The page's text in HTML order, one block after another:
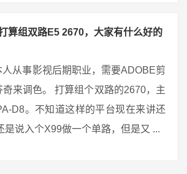
算组双路E5 2670，大家有什么好的
人从事影视后期职业，需要ADOBE剪
来调色。 打算组个双路的2670，主
D8。不知道这样的平台现在来讲还
是说入个X99做一个单路，但是又 ...